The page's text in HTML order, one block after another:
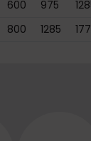
600 975
800 1285